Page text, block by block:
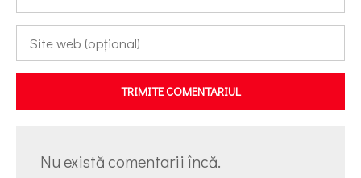
TRIMITE COMENTARIUL
Nu există comentarii încă.